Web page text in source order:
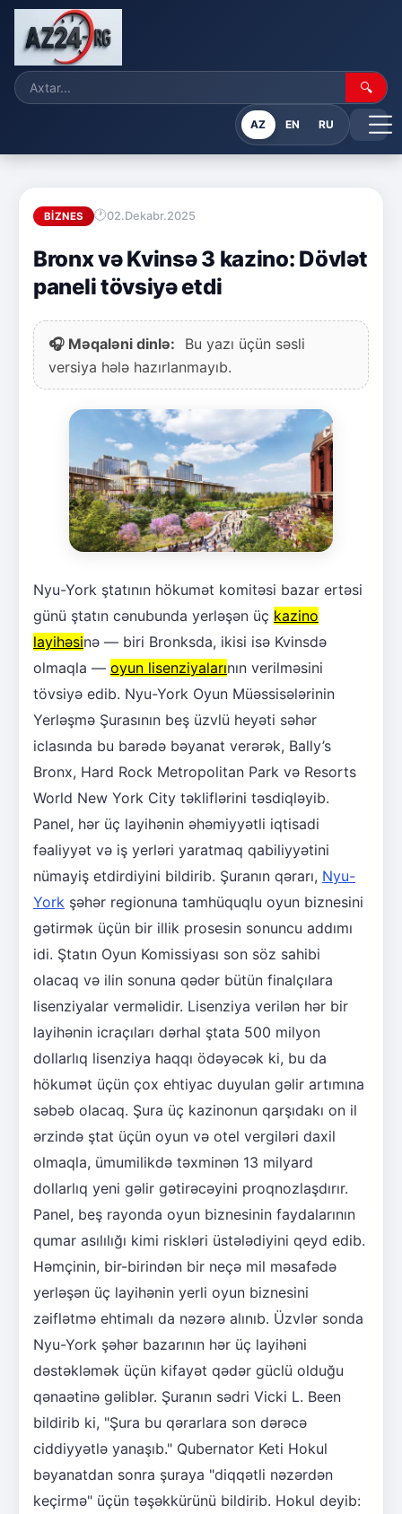
🔍
AZ EN RU
BIZNES 02.Dekabr.2025
Bronx və Kvinsə 3 kazino: Dövlət
paneli tövsiyə etdi
🎧 Məqaləni dinlə:
Bu yazı üçün səsli
versiya hələ hazırlanmayıb.
Nyu-York ştatının hökumət komitəsi bazar ertəsi
günü ştatın cənubunda yerləşən üç kazino
layihəsinə — biri Bronksda, ikisi isə Kvinsdə
olmaqla — oyun lisenziyalarının verilməsini
tövsiyə edib. Nyu-York Oyun Müəssisələrinin
Yerləşmə Şurasının beş üzvlü heyəti səhər
iclasında bu barədə bəyanat verərək, Bally’s
Bronx, Hard Rock Metropolitan Park və Resorts
World New York City təkliflərini təsdiqləyib.
Panel, hər üç layihənin əhəmiyyətli iqtisadi
fəaliyyət və iş yerləri yaratmaq qabiliyyətini
nümayiş etdirdiyini bildirib. Şuranın qərarı, Nyu-
York şəhər regionuna tamhüquqlu oyun biznesini
gətirmək üçün bir illik prosesin sonuncu addımı
idi. Ştatın Oyun Komissiyası son söz sahibi
olacaq və ilin sonuna qədər bütün finalçılara
lisenziyalar verməlidir. Lisenziya verilən hər bir
layihənin icraçıları dərhal ştata 500 milyon
dollarlıq lisenziya haqqı ödəyəcək ki, bu da
hökumət üçün çox ehtiyac duyulan gəlir artımına
səbəb olacaq. Şura üç kazinonun qarşıdakı on il
ərzində ştat üçün oyun və otel vergiləri daxil
olmaqla, ümumilikdə təxminən 13 milyard
dollarlıq yeni gəlir gətirəcəyini proqnozlaşdırır.
Panel, beş rayonda oyun biznesinin faydalarının
qumar asılılığı kimi riskləri üstələdiyini qeyd edib.
Həmçinin, bir-birindən bir neçə mil məsafədə
yerləşən üç layihənin yerli oyun biznesini
zəiflətmə ehtimalı da nəzərə alınıb. Üzvlər sonda
Nyu-York şəhər bazarının hər üç layihəni
dəstəkləmək üçün kifayət qədər güclü olduğu
qənaətinə gəliblər. Şuranın sədri Vicki L. Been
bildirib ki, "Şura bu qərarlara son dərəcə
ciddiyyətlə yanaşıb." Qubernator Keti Hokul
bəyanatdan sonra şuraya "diqqətli nəzərdən
keçirmə" üçün təşəkkürünü bildirib. Hokul deyib: